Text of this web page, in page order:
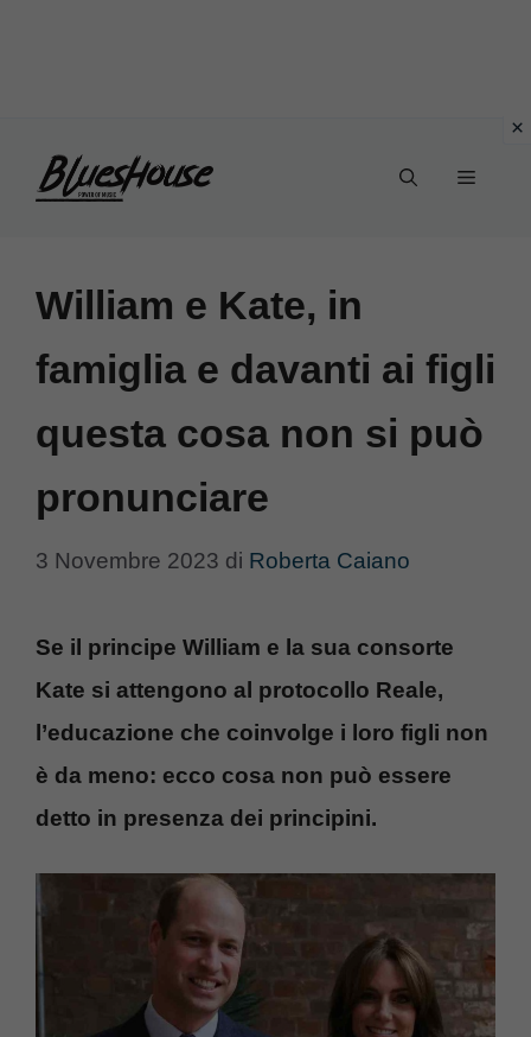
Menu
William e Kate, in
famiglia e davanti ai figli
questa cosa non si può
pronunciare
3 Novembre 2023 di Roberta Caiano
Se il principe William e la sua consorte
Kate si attengono al protocollo Reale,
l’educazione che coinvolge i loro figli non
è da meno: ecco cosa non può essere
detto in presenza dei principini.